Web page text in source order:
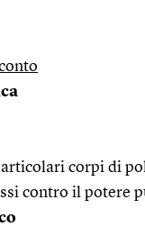
corpi di
contro il potere